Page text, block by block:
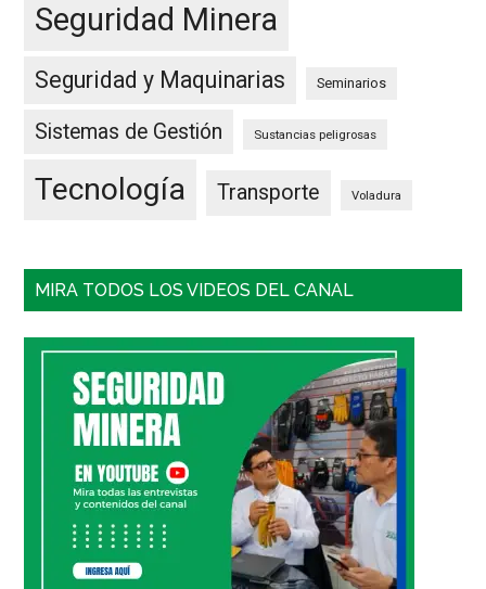
Seguridad Minera
Seguridad y Maquinarias Seminarios
Sistemas de Gestión Sustancias peligrosas
Tecnología Transporte Voladura
MIRA TODOS LOS VIDEOS DEL CANAL